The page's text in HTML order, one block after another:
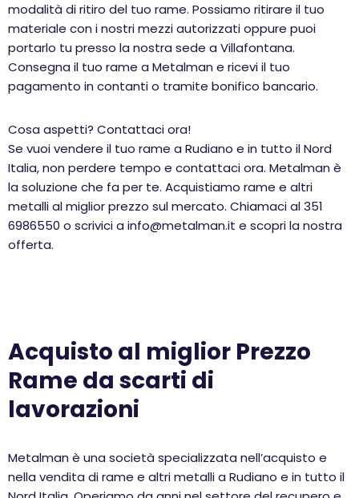
modalità di ritiro del tuo rame. Possiamo ritirare il tuo
materiale con i nostri mezzi autorizzati oppure puoi
portarlo tu presso la nostra sede a Villafontana.
Consegna il tuo rame a Metalman e ricevi il tuo
pagamento in contanti o tramite bonifico bancario.
Cosa aspetti? Contattaci ora!
Se vuoi vendere il tuo rame a Rudiano e in tutto il Nord
Italia, non perdere tempo e contattaci ora. Metalman è
la soluzione che fa per te. Acquistiamo rame e altri
metalli al miglior prezzo sul mercato. Chiamaci al 351
6986550 o scrivici a info@metalman.it e scopri la nostra
offerta.
Acquisto al miglior Prezzo
Rame da scarti di
lavorazioni
Metalman è una società specializzata nell’acquisto e
nella vendita di rame e altri metalli a Rudiano e in tutto il